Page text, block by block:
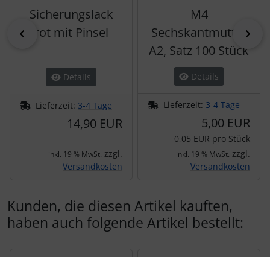
zurück
Sicherungslack
rot mit Pinsel
Details
Lieferzeit: 3-4 Tage
14,90 EUR
inkl. 19 % MwSt. zzgl.
Versandkosten
M4
Sechskantmutter
A2, Satz 100 Stück
Details
Lieferzeit: 3-4 Tage
5,00 EUR
0,05 EUR pro Stück
inkl. 19 % MwSt. zzgl.
Versandkosten
Kunden, die diesen Artikel kauften,
haben auch folgende Artikel bestellt: